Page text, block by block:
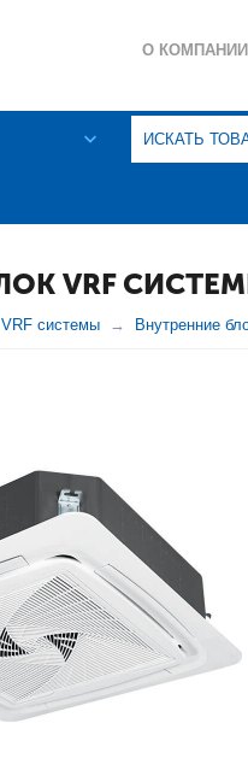
О КОМПАНИИ
VRF
системы Внутренние